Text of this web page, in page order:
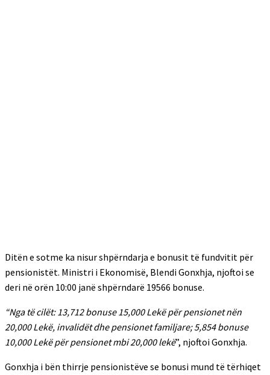
Ditën e sotme ka nisur shpërndarja e bonusit të fundvitit për
pensionistët. Ministri i Ekonomisë, Blendi Gonxhja, njoftoi se
deri në orën 10:00 janë shpërndarë 19566 bonuse.
“Nga të cilët: 13,712 bonuse 15,000 Lekë për pensionet nën
20,000 Lekë, invalidët dhe pensionet familjare; 5,854 bonuse
10,000 Lekë për pensionet mbi 20,000 lekë”, njoftoi Gonxhja.
Gonxhja i bën thirrje pensionistëve se bonusi mund të tërhiqet